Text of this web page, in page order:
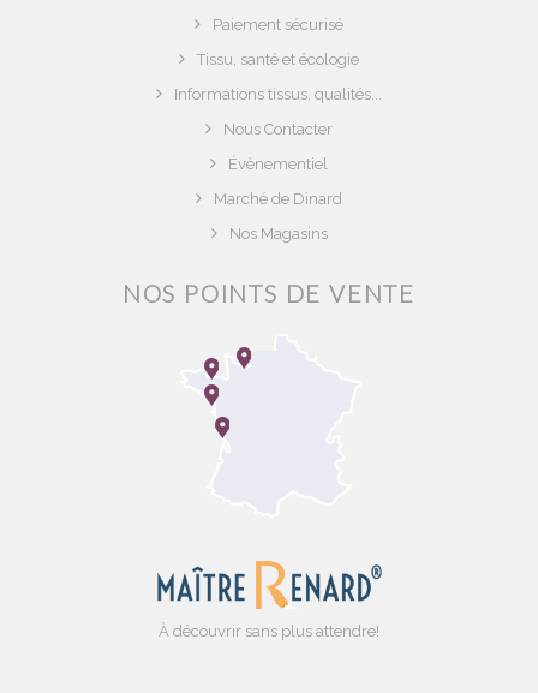
Paiement sécurisé
Tissu, santé et écologie
Informations tissus, qualités...
Nous Contacter
Évènementiel
Marché de Dinard
Nos Magasins
NOS POINTS DE VENTE
À découvrir sans plus attendre!